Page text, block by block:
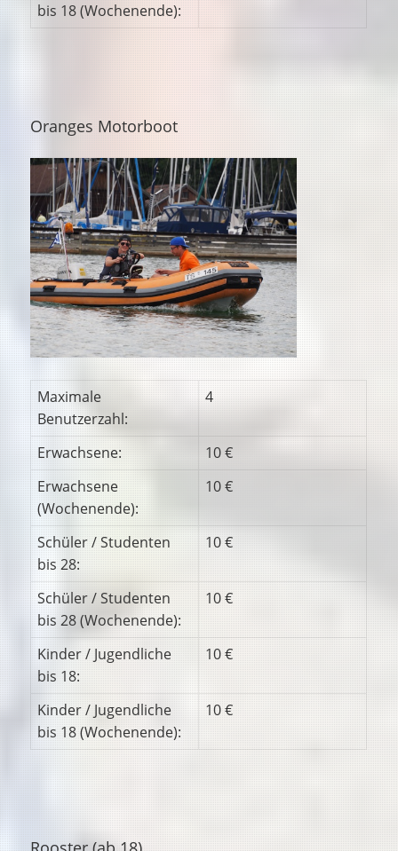
bis 18 (Wochenende):
Oranges Motorboot
Maximale
Benutzerzahl:
4
Erwachsene:
10 €
Erwachsene
(Wochenende):
10 €
Schüler / Studenten
bis 28:
10 €
Schüler / Studenten
bis 28 (Wochenende):
10 €
Kinder / Jugendliche
bis 18:
10 €
Kinder / Jugendliche
bis 18 (Wochenende):
10 €